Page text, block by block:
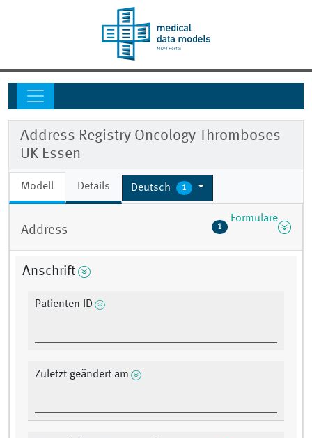
Address Registry Oncology Thromboses
UK Essen
Modell Details Deutsch 1
Address 1
Formulare
Anschrift
Patienten ID
Zuletzt geändert am